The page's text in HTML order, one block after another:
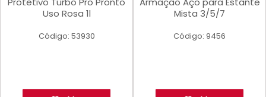
Uso Rosa 1l
Código: 53930
Mista 3/5/7
Código: 9456